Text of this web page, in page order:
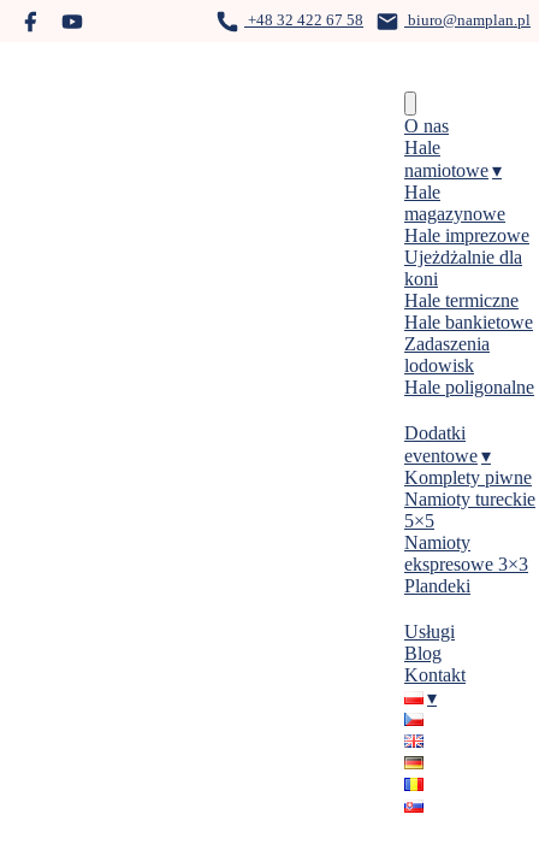
Skip
+48 32 422 67 58 biuro@namplan.pl
O nas
Hale
namiotowe
Hale
magazynowe
Hale imprezowe
Ujeżdżalnie dla
koni
Hale termiczne
Hale bankietowe
Zadaszenia
lodowisk
Hale poligonalne
Dodatki
eventowe
Komplety piwne
Namioty tureckie
5×5
Namioty
ekspresowe 3×3
Plandeki
Usługi
Blog
Kontakt